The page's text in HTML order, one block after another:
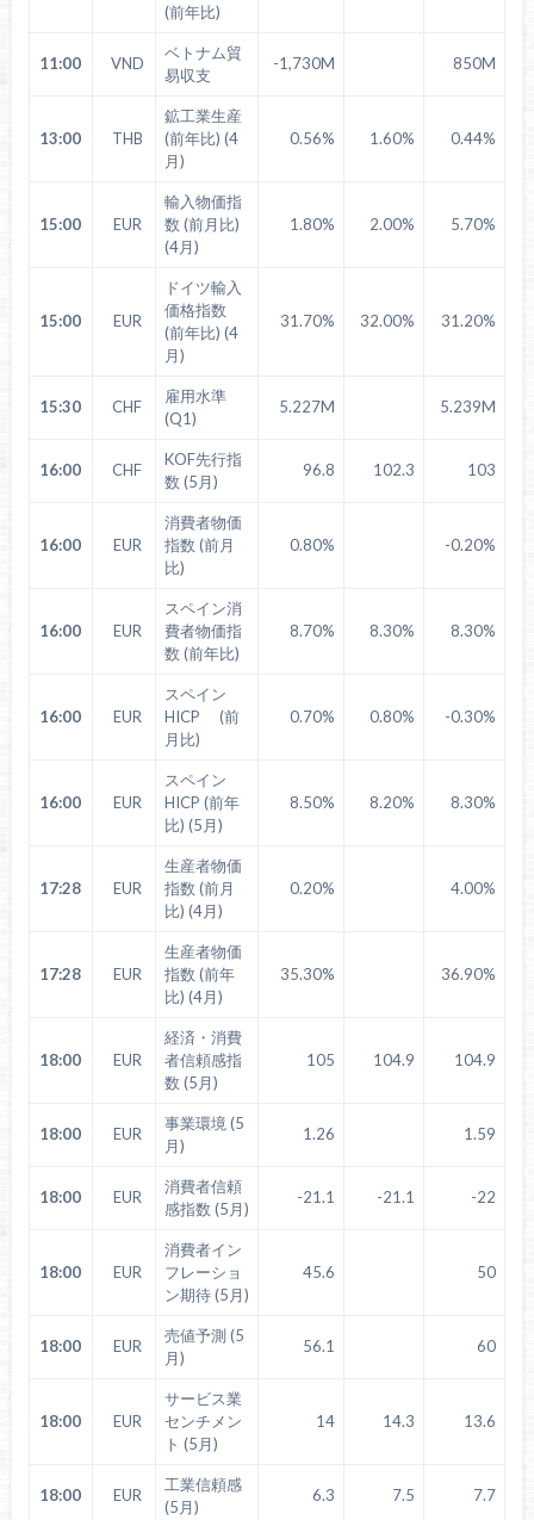
(前年比)
11:00 VND
ベトナム貿
易収支
-1,730M 850M
13:00 THB
鉱工業生産
(前年比) (4
月)
0.56% 1.60% 0.44%
15:00 EUR
輸入物価指
数 (前月比)
(4月)
1.80% 2.00% 5.70%
15:00 EUR
ドイツ輸入
価格指数
(前年比) (4
月)
31.70% 32.00% 31.20%
15:30 CHF
雇用水準
(Q1)
5.227M 5.239M
16:00 CHF
KOF先行指
数 (5月)
96.8 102.3 103
16:00 EUR
消費者物価
指数 (前月
比)
0.80% -0.20%
16:00 EUR
スペイン消
費者物価指
数 (前年比)
8.70% 8.30% 8.30%
16:00 EUR
スペイン
HICP (前
月比)
0.70% 0.80% -0.30%
16:00 EUR
スペイン
HICP (前年
比) (5月)
8.50% 8.20% 8.30%
17:28 EUR
生産者物価
指数 (前月
比) (4月)
0.20% 4.00%
17:28 EUR
生産者物価
指数 (前年
比) (4月)
35.30% 36.90%
18:00 EUR
経済・消費
者信頼感指
数 (5月)
105 104.9 104.9
18:00 EUR
事業環境 (5
月)
1.26 1.59
18:00 EUR
消費者信頼
感指数 (5月)
-21.1 -21.1 -22
18:00 EUR
消費者イン
フレーショ
ン期待 (5月)
45.6 50
18:00 EUR
売値予測 (5
月)
56.1 60
18:00 EUR
サービス業
センチメン
ト (5月)
14 14.3 13.6
18:00 EUR
工業信頼感
(5月)
6.3 7.5 7.7